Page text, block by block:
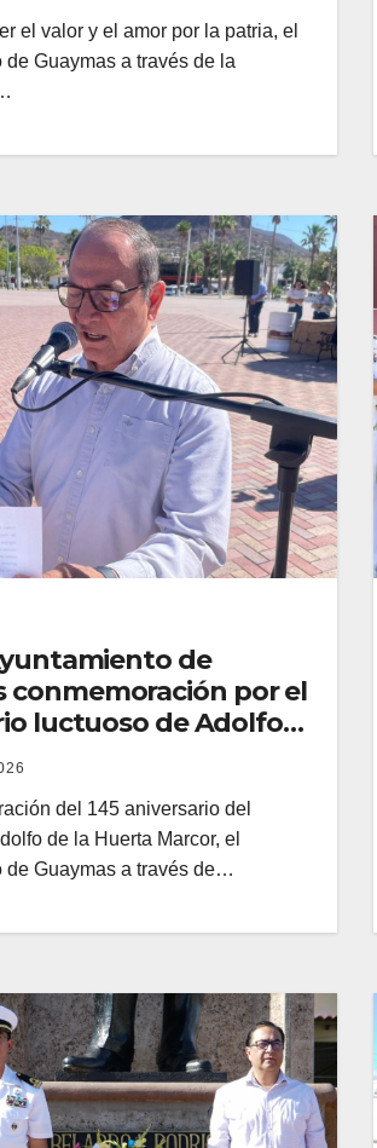
el valor y el amor por la patria, el
de Guaymas a través de la
de
conmemoración por el
luctuoso de Adolfo
del 145 aniversario del
de la Huerta Marcor, el
de Guaymas a través de…